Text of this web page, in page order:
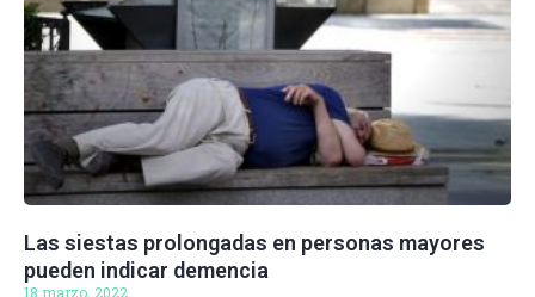
Las siestas prolongadas en personas mayores
pueden indicar demencia
18 marzo, 2022